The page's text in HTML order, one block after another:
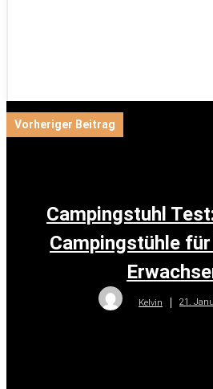
Vorheriger Beitrag
Campingstuhl
Campingstühle
Kelvin 21.